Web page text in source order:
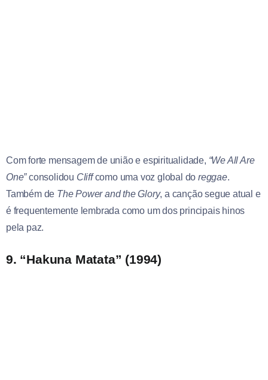
Com forte mensagem de união e espiritualidade, “We All Are
One”consolidou Cliffcomo uma voz global doreggae.
Também de The Power and the Glory, a canção segue atual e
é frequentemente lembrada como um dos principais hinos
pela paz.
9. “Hakuna Matata” (1994)